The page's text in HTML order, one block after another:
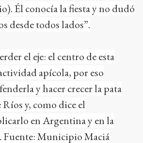
Él conocía la fiesta y no dudó
desde todos lados”.
el eje: el centro de esta
apícola, por eso
y hacer crecer la pata
y, como dice el
en Argentina y en la
Fuente: Municipio Maciá